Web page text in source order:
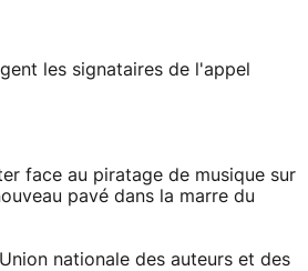
les signataires de l'appel
face au piratage de musique sur
pavé dans la marre du
nationale des auteurs et des